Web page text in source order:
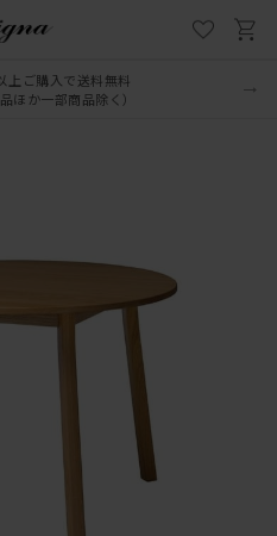
ご購入で送料無料
ほか一部商品除く）